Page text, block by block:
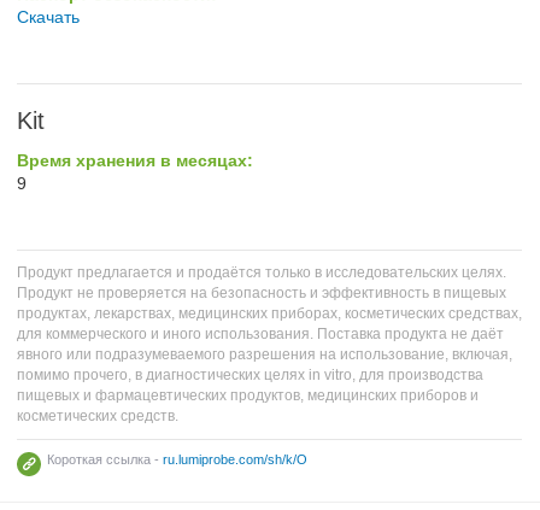
Скачать
Kit
Время хранения в месяцах:
9
Продукт предлагается и продаётся только в исследовательских целях.
Продукт не проверяется на безопасность и эффективность в пищевых
продуктах, лекарствах, медицинских приборах, косметических средствах,
для коммерческого и иного использования. Поставка продукта не даёт
явного или подразумеваемого разрешения на использование, включая,
помимо прочего, в диагностических целях in vitro, для производства
пищевых и фармацевтических продуктов, медицинских приборов и
косметических средств.
Короткая ссылка - ru.lumiprobe.com/sh/k/O